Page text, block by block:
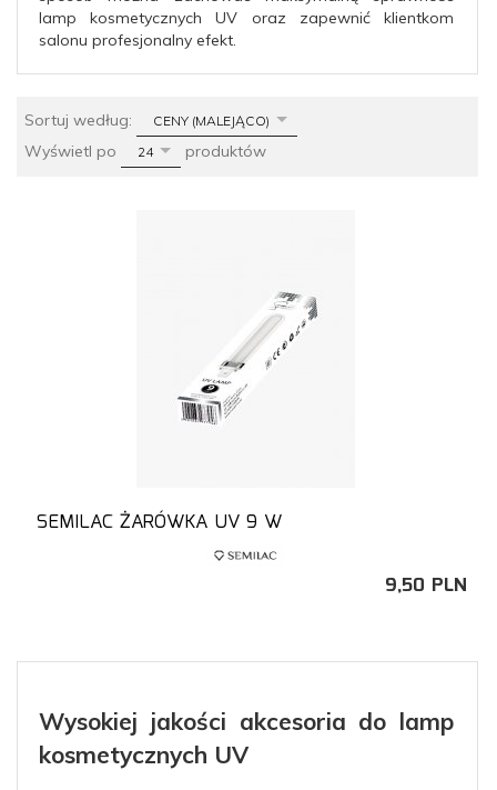
lamp kosmetycznych UV oraz zapewnić klientkom
salonu profesjonalny efekt.
Sortuj według: sortCENY (MALEJĄCO)
Wyświetl po pop
24 produktów
SEMILAC ŻARÓWKA UV 9 W
9,50 PLN
Wysokiej jakości akcesoria do lamp
kosmetycznych UV